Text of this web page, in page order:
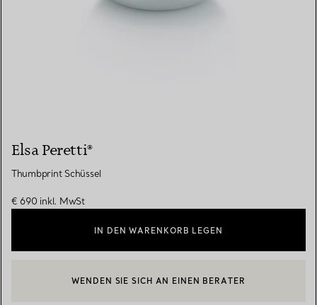
Elsa Peretti®
Thumbprint Schüssel
€ 690 inkl. MwSt
IN DEN WARENKORB LEGEN
EINEN KUNDENBERATER KONTAKTIEREN ODER EINEN
WENDEN SIE SICH AN EINEN BERATER